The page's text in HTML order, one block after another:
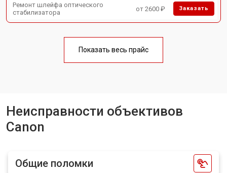
Ремонт шлейфа оптического
стабилизатора
от 2600 ₽ Заказать
Показать весь прайс
Неисправности объективов
Canon
Общие поломки